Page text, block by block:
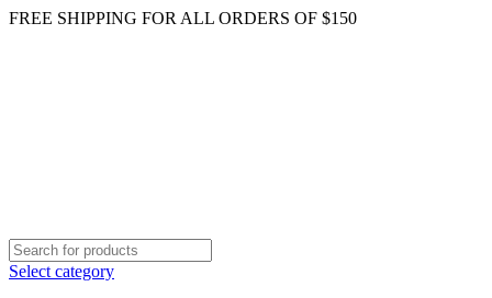
FREE SHIPPING FOR ALL ORDERS OF $150
Select category